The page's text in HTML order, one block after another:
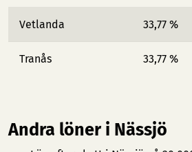
Vetlanda 33,77 %
Tranås 33,77 %
Andra löner i Nässjö